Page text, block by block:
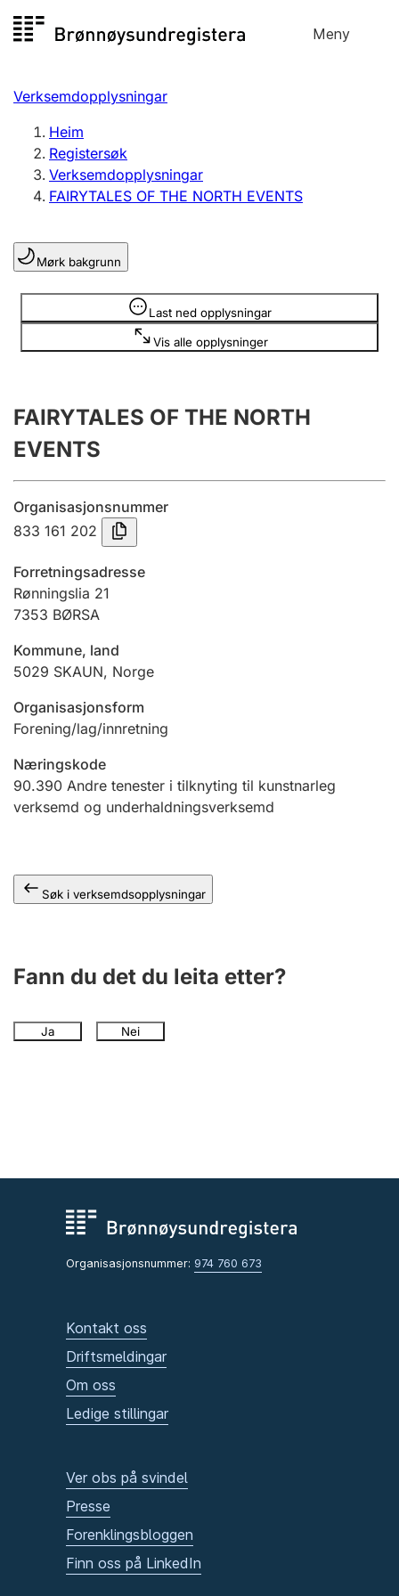
til
Meny
Registersøk
Aksjeselskap
Enkeltpersonføretak
Registrere, endre, slette
Lag og foreining
Registrere, endre, slette
Innsending og forseinkingsgebyr
Tinglysing
Jeger
Betaling og jegeravgiftskort
Ektepaktrettleiaren
Andre tema
Verksemdopplysningar
Heim
Registersøk
Verksemdopplysningar
FAIRYTALES OF THE NORTH EVENTS
Mørk bakgrunn
Last ned opplysningar
Vis alle opplysninger
Opplysninger er skjult
FAIRYTALES OF THE NORTH
EVENTS
Organisasjonsnummer
833 161 202
Forretningsadresse
Rønningslia 21
7353 BØRSA
Kommune, land
5029 SKAUN, Norge
Organisasjonsform
Forening/lag/innretning
Næringskode
90.390 Andre tenester i tilknyting til kunstnarleg
verksemd og underhaldningsverksemd
Søk i verksemdsopplysningar
Fann du det du leita etter?
Ja Nei
Organisasjonsnummer: 974 760 673
Kontakt oss
Driftsmeldingar
Om oss
Ledige stillingar
Ver obs på svindel
Presse
Forenklingsbloggen
Finn oss på LinkedIn